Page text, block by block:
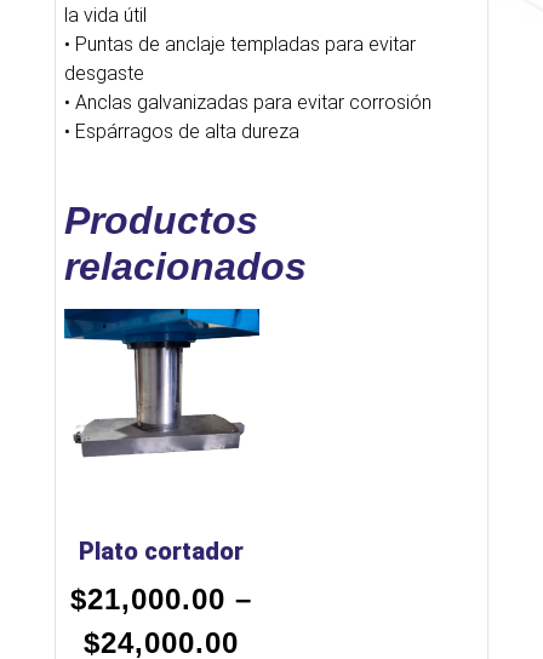
la vida útil
• Puntas de anclaje templadas para evitar
desgaste
• Anclas galvanizadas para evitar corrosión
• Espárragos de alta dureza
Productos
relacionados
Plato cortador
$21,000.00 –
$24,000.00